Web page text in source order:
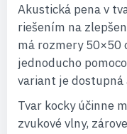
Akustická pena v
riešením na
má rozmery 50×50
jednoducho
variant je dostupná
Tvar kocky účinne
zvukové vlny,